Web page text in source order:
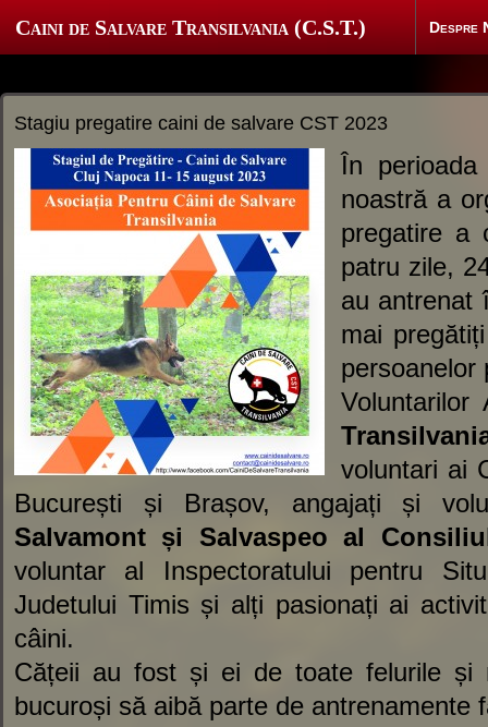
Stagiu pregatire caini de salvare CST 2023
În
noastră a
pregatire a
patru zile,
au antrenat
mai
persoanelor
voluntari ai
București și Brașov, angajați și
Salvamont și Salvaspeo al
voluntar al Inspectoratului pentru
Judetului Timis și alți pasionați ai
câini.
Cățeii au fost și ei de toate felurile și
bucuroși să aibă parte de antrenamente
Despre
Caini de Salvare Transilvania (C.S.T.)